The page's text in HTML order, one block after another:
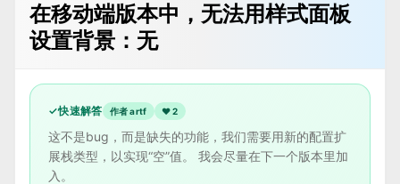
在移动端版本中，无法用样式面板
设置背景：无
✓快速解答 作者 artf ❤2
这不是bug，而是缺失的功能，我们需要用新的配置扩
展栈类型，以实现“空”值。 我会尽量在下一个版本里加
入。